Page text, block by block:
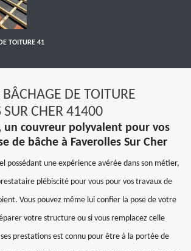
TOITURE 41
BÂCHAGE DE TOITURE
SUR CHER 41400
un couvreur polyvalent pour vos
de bâche à Faverolles Sur Cher
possédant une expérience avérée dans son métier,
plébiscité pour vous pour vos travaux de
Vous pouvez même lui confier la pose de votre
votre structure ou si vous remplacez celle
prestations est connu pour être à la portée de